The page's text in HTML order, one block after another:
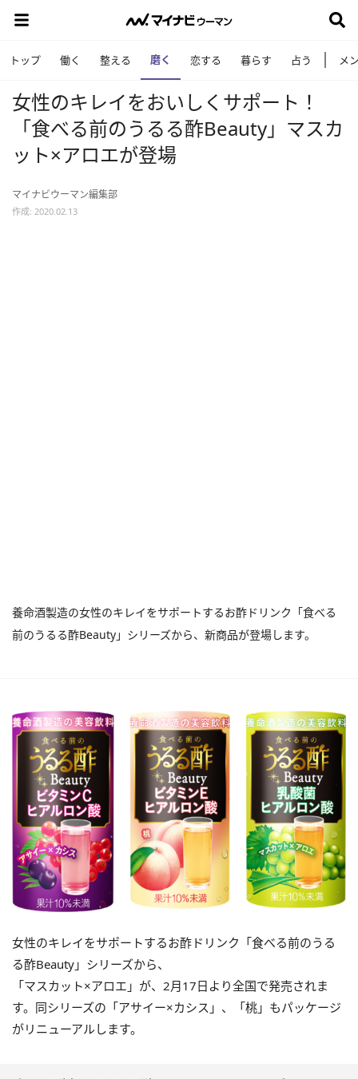
トップ 働く 整える 磨く 恋する 暮らす 占う メ
女性のキレイをおいしくサポート！
「食べる前のうるる酢Beauty」マスカ
ット×アロエが登場
マイナビウーマン編集部
作成: 2020.02.13
養命酒製造の女性のキレイをサポートするお酢ドリンク「食べる
前のうるる酢Beauty」シリーズから、新商品が登場します。
女性のキレイをサポートするお酢ドリンク「食べる前のうる
る酢Beauty」シリーズから、
「マスカット×アロエ」が、2月17日より全国で発売されま
す。同シリーズの「アサイー×カシス」、「桃」もパッケージ
がリニューアルします。